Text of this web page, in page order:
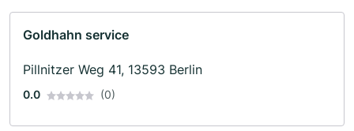
Goldhahn service
Pillnitzer Weg 41, 13593 Berlin
0.0 (0)